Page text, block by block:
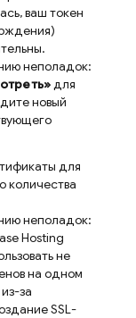
ваш токен
неполадок:
для
новый
для
количества
неполадок:
Hosting
не
на одном
за
SSL-